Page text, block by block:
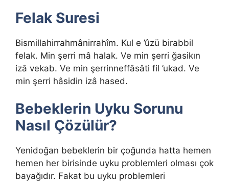
Felak Suresi
Bismillahirrahmânirrahîm. Kul e ’ûzü birabbil
felak. Min şerri mâ halak. Ve min şerri ğasikın
izâ vekab. Ve min şerrinneffâsâti fil ’ukad. Ve
min şerri hâsidin izâ hased.
Bebeklerin Uyku Sorunu
Nasıl Çözülür?
Yenidoğan bebeklerin bir çoğunda hatta hemen
hemen her birisinde uyku problemleri olması çok
bayağıdır. Fakat bu uyku problemleri